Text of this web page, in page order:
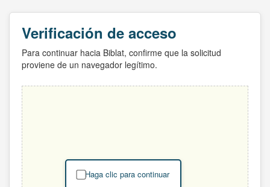
Verificación de acceso
Para continuar hacia Biblat, confirme que la solicitud
proviene de un navegador legítimo.
Haga clic para continuar